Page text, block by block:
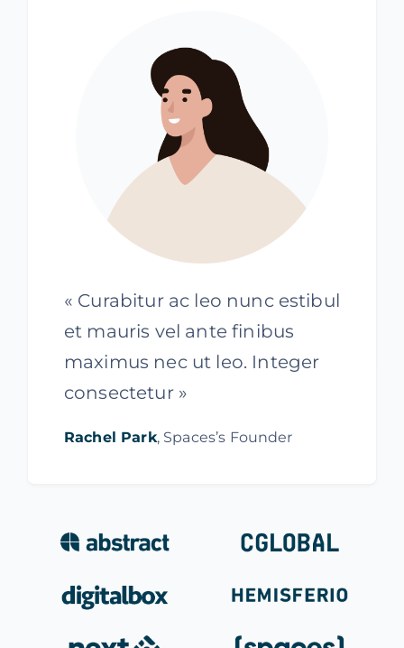
« Curabitur ac leo nunc estibul
et mauris vel ante finibus
maximus nec ut leo. Integer
consectetur »
Rachel Park, Spaces’s Founder